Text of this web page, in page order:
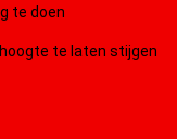
te doen
te laten stijgen